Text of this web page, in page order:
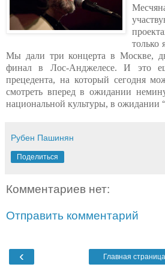
только
Мы дали три концерта в Москве,
финал в Лос-Анджелесе. И это
прецедента, на который сегодня
смотреть вперед в ожидании
национальной культуры, в ожидании
Рубен Пашинян
Поделиться
Комментариев нет:
Отправить комментарий
‹ Главная страница